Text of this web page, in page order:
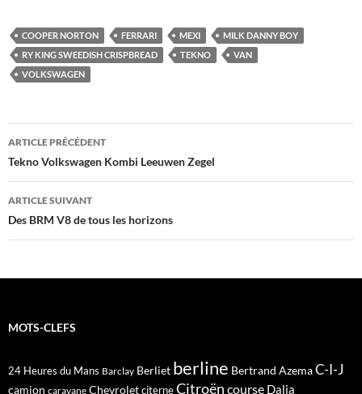
COOPER NORTON FERRARI MEXI
MILK DANNY BOY
RY KING SWEEDISH CRISPBREAD
TEKNO
VAN
VOLKSWAGEN
Navigation
des
articles
ARTICLE PRÉCÉDENT
Tekno Volkswagen Kombi Leeuwen Zegel
ARTICLE SUIVANT
Des BRM V8 de tous les horizons
MOTS-CLEFS
24 Heures du Mans Barclay Berliet berline Bertrand AzemaC-I-J
camion caravane ChevroletciterneCitroën course Dalia